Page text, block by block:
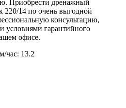
Приобрести дренажный
220/14 по очень выгодной
консультацию,
условиями гарантийного
офисе.
час: 13.2